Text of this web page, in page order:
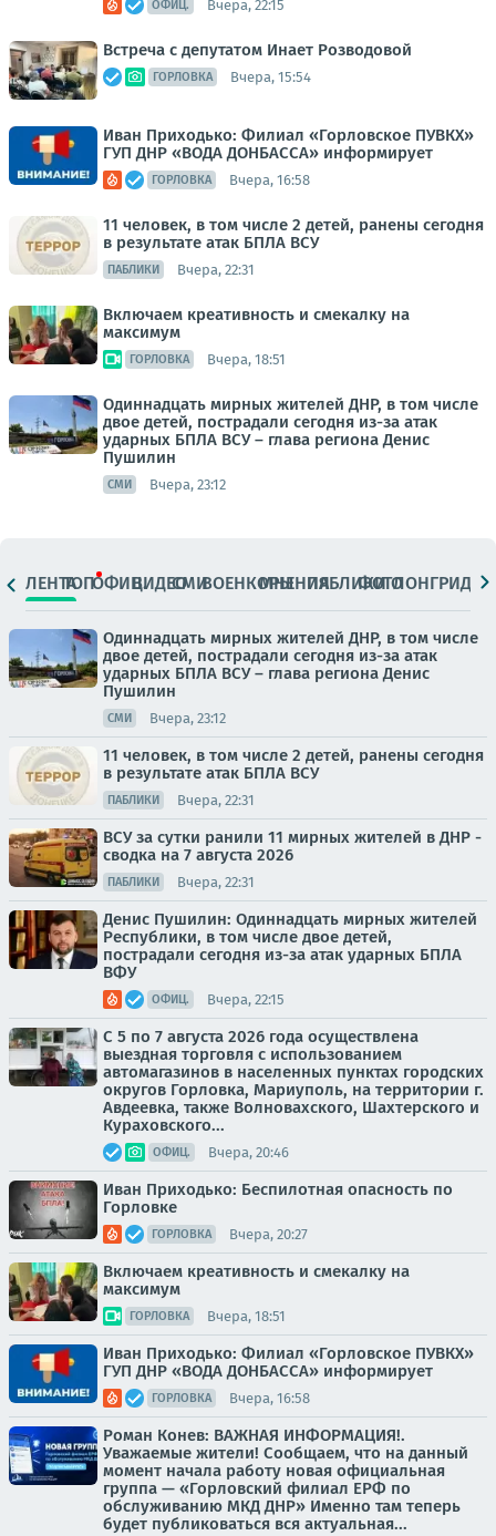
ОФИЦ. Вчера, 22:15
Встреча с депутатом Инает Розводовой
ГОРЛОВКА Вчера, 15:54
Иван Приходько: Филиал «Горловское ПУВКХ»
ГУП ДНР «ВОДА ДОНБАССА» информирует
ГОРЛОВКА Вчера, 16:58
11 человек, в том числе 2 детей, ранены сегодня
в результате атак БПЛА ВСУ
ПАБЛИКИ Вчера, 22:31
Включаем креативность и смекалку на
максимум
ГОРЛОВКА Вчера, 18:51
Одиннадцать мирных жителей ДНР, в том числе
двое детей, пострадали сегодня из-за атак
ударных БПЛА ВСУ – глава региона Денис
Пушилин
СМИ Вчера, 23:12
ЛЕНТАТОПОФИЦ.ВИДЕОСМИВОЕНКОРЫМНЕНИЯПАБЛИКИ
ФОТОЛОНГРИДЫ
Одиннадцать мирных жителей ДНР, в том числе
двое детей, пострадали сегодня из-за атак
ударных БПЛА ВСУ – глава региона Денис
Пушилин
СМИ Вчера, 23:12
11 человек, в том числе 2 детей, ранены сегодня
в результате атак БПЛА ВСУ
ПАБЛИКИ Вчера, 22:31
ВСУ за сутки ранили 11 мирных жителей в ДНР -
сводка на 7 августа 2026
ПАБЛИКИ Вчера, 22:31
Денис Пушилин: Одиннадцать мирных жителей
Республики, в том числе двое детей,
пострадали сегодня из-за атак ударных БПЛА
ВФУ
ОФИЦ. Вчера, 22:15
С 5 по 7 августа 2026 года осуществлена
выездная торговля с использованием
автомагазинов в населенных пунктах городских
округов Горловка, Мариуполь, на территории г.
Авдеевка, также Волновахского, Шахтерского и
Кураховского...
ОФИЦ. Вчера, 20:46
Иван Приходько: Беспилотная опасность по
Горловке
ГОРЛОВКА Вчера, 20:27
Включаем креативность и смекалку на
максимум
ГОРЛОВКА Вчера, 18:51
Иван Приходько: Филиал «Горловское ПУВКХ»
ГУП ДНР «ВОДА ДОНБАССА» информирует
ГОРЛОВКА Вчера, 16:58
Роман Конев: ВАЖНАЯ ИНФОРМАЦИЯ!.
Уважаемые жители! Сообщаем, что на данный
момент начала работу новая официальная
группа — «Горловский филиал ЕРФ по
обслуживанию МКД ДНР» Именно там теперь
будет публиковаться вся актуальная...